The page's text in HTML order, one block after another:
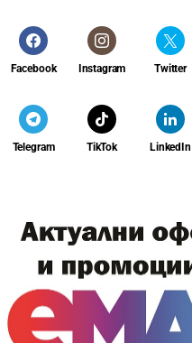
Facebook Instagram Twitter
Telegram TikTok LinkedIn